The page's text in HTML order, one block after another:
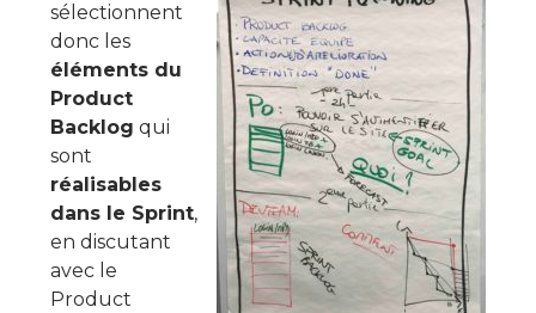
sélectionnent
donc les
éléments du
Product
Backlog qui
sont
réalisables
dans le Sprint,
en discutant
avec le
Product